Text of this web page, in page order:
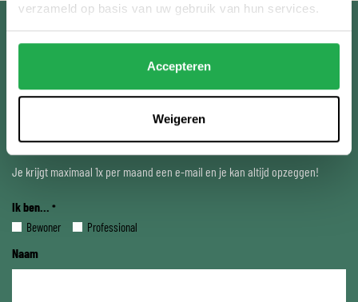
verzameld op basis van uw gebruik van hun services.
Accepteren
Weigeren
ONTVANG WEERPROOF
TIPS IN JE MAILBOX:
Je krijgt maximaal 1x per maand een e-mail en je kan altijd opzeggen!
Ik ben... *
Bewoner Professional
Naam